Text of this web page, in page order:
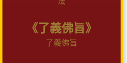
《了義佛旨》
了義佛旨